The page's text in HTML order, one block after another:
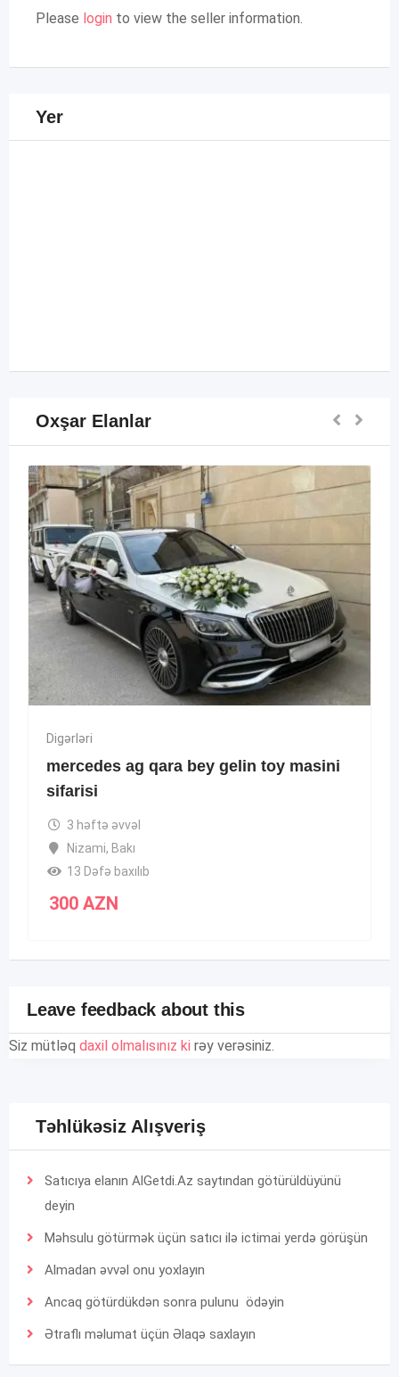
Please login to view the seller information.
Yer
Oxşar Elanlar
Digərləri
mercedes ag qara bey gelin toy masini
sifarisi
3 həftə əvvəl
Nizami, Bakı
13 Dəfə baxılıb
300 AZN
Leave feedback about this
Siz mütləq daxil olmalısınız ki rəy verəsiniz.
Təhlükəsiz Alışveriş
Satıcıya elanın AlGetdi.Az saytından götürüldüyünü
deyin
Məhsulu götürmək üçün satıcı ilə ictimai yerdə görüşün
Almadan əvvəl onu yoxlayın
Ancaq götürdükdən sonra pulunu ödəyin
Ətraflı məlumat üçün Əlaqə saxlayın